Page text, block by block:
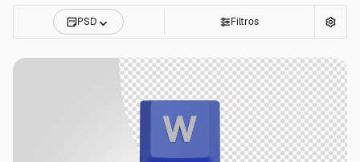
PSD Filtros